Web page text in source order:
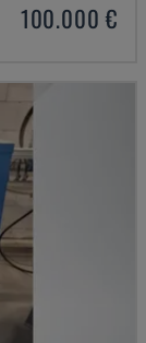
100.000 €